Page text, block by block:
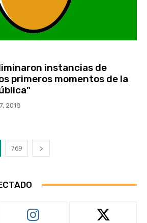
instancias de
primeros momentos de la
2018
769